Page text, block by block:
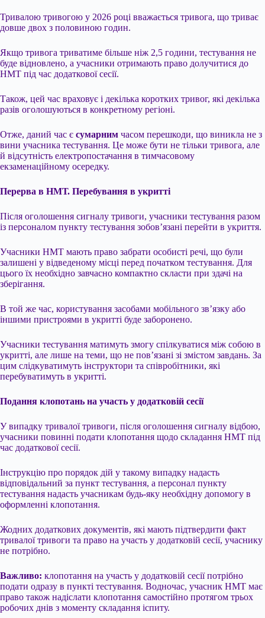
Тривалою тривогою у 2026 році вважається тривога, що триває
довше двох з половиною годин.
Якщо тривога триватиме більше ніж 2,5 години, тестування не
буде відновлено, а учасники отримають право долучитися до
НМТ під час додаткової сесії.
Також, цей час враховує і декілька коротких тривог, які декілька
разів оголошуються в конкретному регіоні.
Отже, даний час є сумарним часом перешкоди, що виникла не з
вини учасника тестування. Це може бути не тільки тривога, але
й відсутність електропостачання в тимчасовому
екзаменаційному осередку.
Перерва в НМТ. Перебування в укритті
Після оголошення сигналу тривоги, учасники тестування разом
із персоналом пункту тестування зобов’язані перейти в укриття.
Учасники НМТ мають право забрати особисті речі, що були
залишені у відведеному місці перед початком тестування. Для
цього їх необхідно завчасно компактно скласти при здачі на
зберігання.
В той же час, користування засобами мобільного зв’язку або
іншими пристроями в укритті буде заборонено.
Учасники тестування матимуть змогу спілкуватися між собою в
укритті, але лише на теми, що не пов’язані зі змістом завдань. За
цим слідкуватимуть інструктори та співробітники, які
перебуватимуть в укритті.
Подання клопотань на участь у додатковій сесії
У випадку тривалої тривоги, після оголошення сигналу відбою,
учасники повинні подати клопотання щодо складання НМТ під
час додаткової сесії.
Інструкцію про порядок дій у такому випадку надасть
відповідальний за пункт тестування, а персонал пункту
тестування надасть учасникам будь-яку необхідну допомогу в
оформленні клопотання.
Жодних додаткових документів, які мають підтвердити факт
тривалої тривоги та право на участь у додатковій сесії, учаснику
не потрібно.
Важливо: клопотання на участь у додатковій сесії потрібно
подати одразу в пункті тестування. Водночас, учасник НМТ має
право також надіслати клопотання самостійно протягом трьох
робочих днів з моменту складання іспиту.